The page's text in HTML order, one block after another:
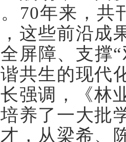
70年来，共
这些前沿成
屏障、支撑
共生的现代
强调，《林
养了一大批
，从梁希、